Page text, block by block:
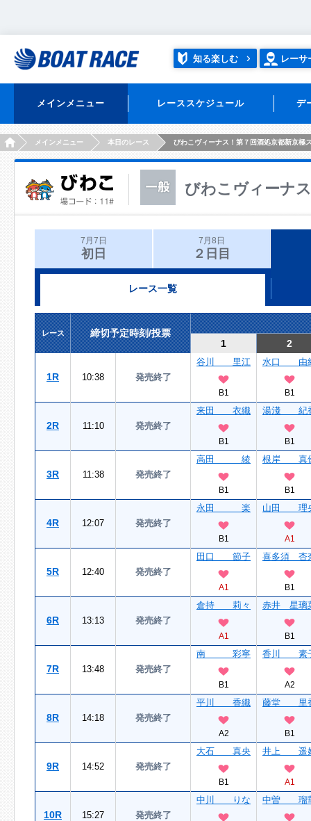
知る楽しむ レーサ
メインメニュー レーススケジュール デ
HOMEメインメニュー 本日のレース びわこヴィーナス！第７回酒処京都新京極
びわこヴィーナ
7月7日
初日
7月8日
２日目
レース一覧
レース
締切予定時刻/投票
1
2
1R 10:38 発売終了
谷川 里江
B1
水口 由
B1
2R 11:10 発売終了
来田 衣織
B1
湯淺 紀
B1
3R 11:38 発売終了
高田 綾
B1
根岸 真
B1
4R 12:07 発売終了
永田 楽
B1
山田 理
A1
5R 12:40 発売終了
田口 節子
A1
喜多須 杏
B1
6R 13:13 発売終了
倉持 莉々
A1
赤井 星璃
B1
7R 13:48 発売終了
南 彩寧
B1
香川 素
A2
8R 14:18 発売終了
平川 香織
A2
藤堂 里
B1
9R 14:52 発売終了
大石 真央
B1
井上 遥
A1
10R 15:27 発売終了
中川 りな 中曽 瑠